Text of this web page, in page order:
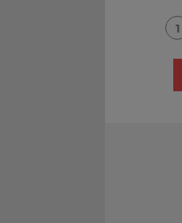
1